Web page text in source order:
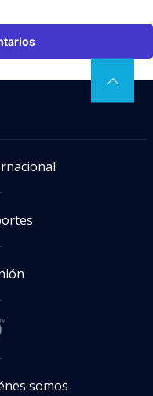
somos